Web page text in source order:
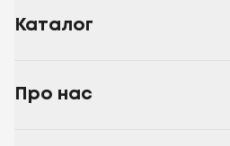
Каталог
Про нас